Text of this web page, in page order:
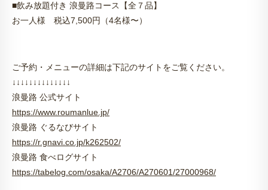
■飲み放題付き 浪曼路コース【全７品】
お一人様 税込7,500円（4名様〜）
ご予約・メニューの詳細は下記のサイトをご覧ください。
↓↓↓↓↓↓↓↓↓↓↓↓↓↓
浪曼路 公式サイト
https://www.roumanlue.jp/
浪曼路 ぐるなびサイト
https://r.gnavi.co.jp/k262502/
浪曼路 食べログサイト
https://tabelog.com/osaka/A2706/A270601/27000968/